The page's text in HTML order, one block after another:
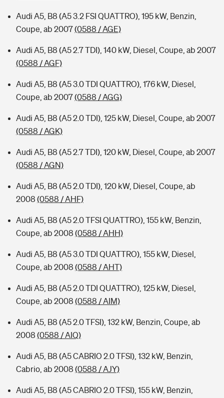
Sie haben Fragen?
Audi A5, B8 (A5 3.2 FSI QUATTRO), 195 kW, Benzin,
Coupe, ab 2007(0588 / AGE)
Audi A5, B8 (A5 2.7 TDI), 140 kW, Diesel, Coupe, ab 2007
(0588 / AGF)
Audi A5, B8 (A5 3.0 TDI QUATTRO), 176 kW, Diesel,
Coupe, ab 2007(0588 / AGG)
Audi A5, B8 (A5 2.0 TDI), 125 kW, Diesel, Coupe, ab 2007
(0588 / AGK)
Audi A5, B8 (A5 2.7 TDI), 120 kW, Diesel, Coupe, ab 2007
(0588 / AGN)
Audi A5, B8 (A5 2.0 TDI), 120 kW, Diesel, Coupe, ab
2008 (0588 / AHF)
Audi A5, B8 (A5 2.0 TFSI QUATTRO), 155 kW, Benzin,
Coupe, ab 2008 (0588 / AHH)
Audi A5, B8 (A5 3.0 TDI QUATTRO), 155 kW, Diesel,
Coupe, ab 2008 (0588 / AHT)
Audi A5, B8 (A5 2.0 TDI QUATTRO), 125 kW, Diesel,
Coupe, ab 2008 (0588 / AIM)
Audi A5, B8 (A5 2.0 TFSI), 132 kW, Benzin, Coupe, ab
2008 (0588 / AIQ)
Audi A5, B8 (A5 CABRIO 2.0 TFSI), 132 kW, Benzin,
Cabrio, ab 2008 (0588 / AJY)
Audi A5, B8 (A5 CABRIO 2.0 TFSI), 155 kW, Benzin,